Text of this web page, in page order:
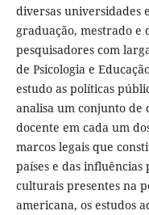
diversas universidades
graduação, mestrado e
pesquisadores com
de Psicologia e
estudo as políticas
analisa um conjunto de
docente em cada um
marcos legais que
países e das influências
culturais presentes na
americana, os estudos